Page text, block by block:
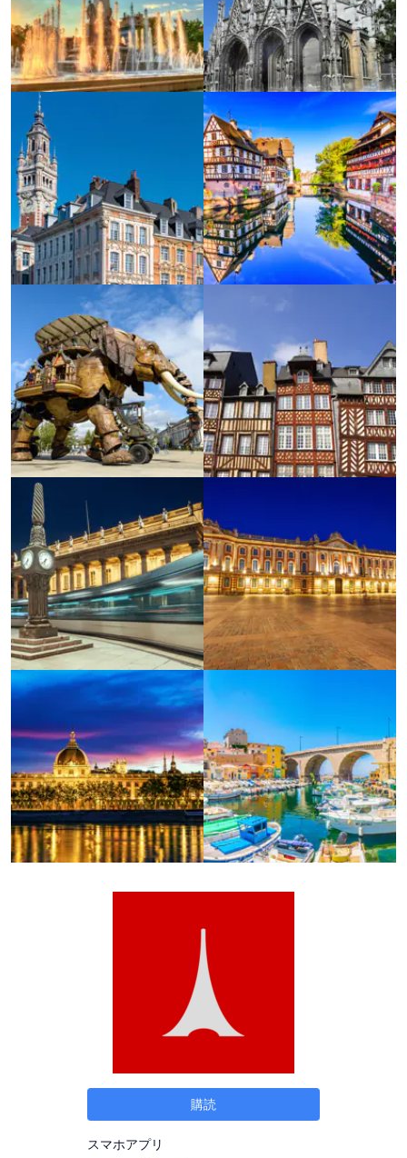
購読
スマホアプリ